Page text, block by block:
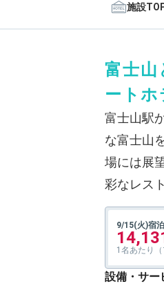
施設
富士山
ートホ
富士山駅
な富士山
場には展
彩なレス
9/15(火)宿
1名あたり（
設備・サー